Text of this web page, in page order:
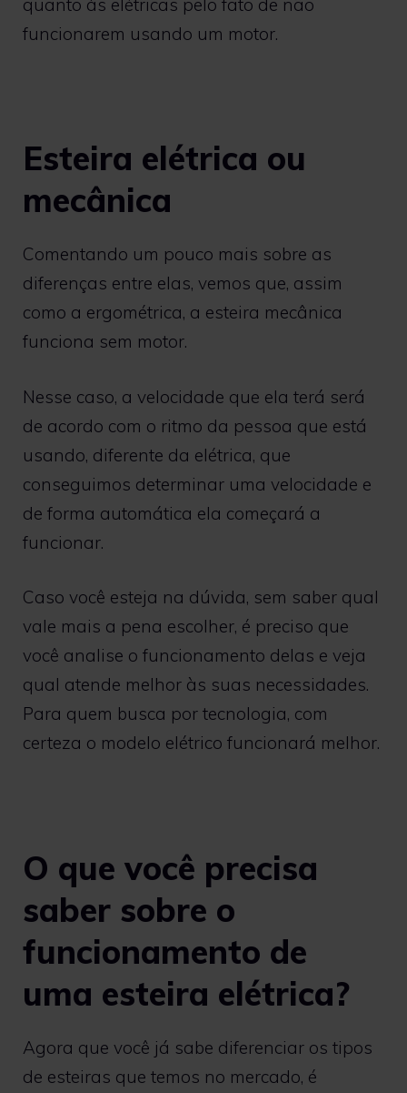
funcionarem usando um motor.
Esteira elétrica ou
mecânica
Comentando um pouco mais sobre as
diferenças entre elas, vemos que, assim
como a ergométrica, a esteira mecânica
funciona sem motor.
Nesse caso, a velocidade que ela terá será
de acordo com o ritmo da pessoa que está
usando, diferente da elétrica, que
conseguimos determinar uma velocidade e
de forma automática ela começará a
funcionar.
Caso você esteja na dúvida, sem saber qual
vale mais a pena escolher, é preciso que
você analise o funcionamento delas e veja
qual atende melhor às suas necessidades.
Para quem busca por tecnologia, com
certeza o modelo elétrico funcionará melhor.
O que você precisa
saber sobre o
funcionamento de
uma esteira elétrica?
Agora que você já sabe diferenciar os tipos
de esteiras que temos no mercado, é